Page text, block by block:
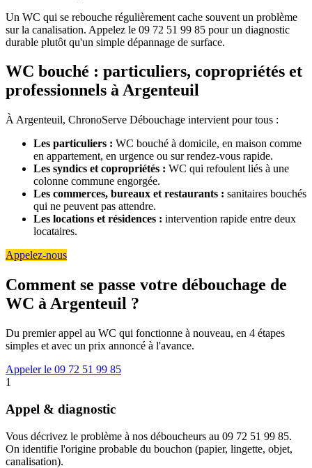
Un WC qui se rebouche régulièrement cache souvent un problème
sur la canalisation. Appelez le 09 72 51 99 85 pour un diagnostic
durable plutôt qu'un simple dépannage de surface.
WC bouché : particuliers, copropriétés et
professionnels à Argenteuil
À Argenteuil, ChronoServe Débouchage intervient pour tous :
Les particuliers : WC bouché à domicile, en maison comme
en appartement, en urgence ou sur rendez-vous rapide.
Les syndics et copropriétés : WC qui refoulent liés à une
colonne commune engorgée.
Les commerces, bureaux et restaurants : sanitaires bouchés
qui ne peuvent pas attendre.
Les locations et résidences : intervention rapide entre deux
locataires.
Appelez-nous
Comment se passe votre débouchage de
WC à Argenteuil ?
Du premier appel au WC qui fonctionne à nouveau, en 4 étapes
simples et avec un prix annoncé à l'avance.
Appeler le 09 72 51 99 85
1
Appel & diagnostic
Vous décrivez le problème à nos déboucheurs au 09 72 51 99 85.
On identifie l'origine probable du bouchon (papier, lingette, objet,
canalisation).